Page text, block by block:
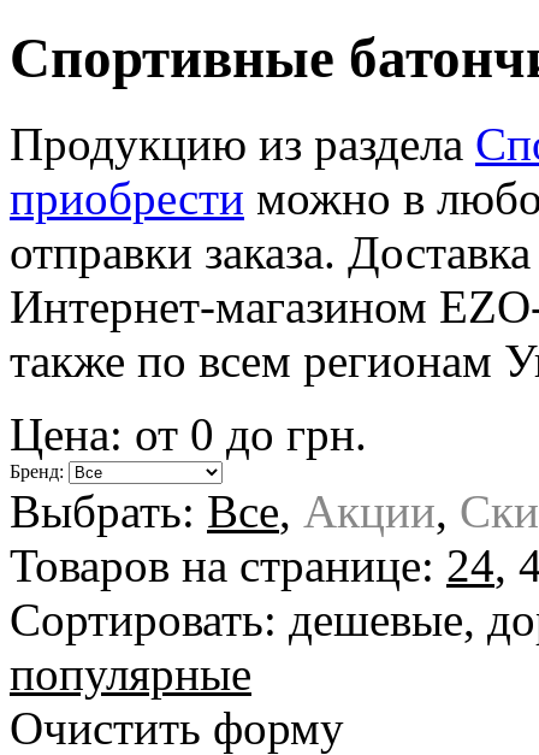
Спортивные
Продукцию из раздела
приобрести можно в
отправки заказа.
Интернет-магазином
также по всем регионам
Цена: от 0 до грн.
Бренд:
Выбрать: Все, Акции,
Товаров на странице: 24,
Сортировать: дешевые,
популярные
Очистить форму